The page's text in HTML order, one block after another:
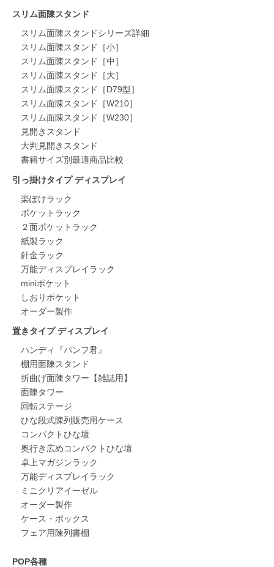
スリム面陳スタンド
スリム面陳スタンドシリーズ詳細
スリム面陳スタンド［小］
スリム面陳スタンド［中］
スリム面陳スタンド［大］
スリム面陳スタンド［D79型］
スリム面陳スタンド［W210］
スリム面陳スタンド［W230］
見開きスタンド
大判見開きスタンド
書籍サイズ別最適商品比較
引っ掛けタイプ ディスプレイ
楽ぽけラック
ポケットラック
２面ポケットラック
紙製ラック
針金ラック
万能ディスプレイラック
miniポケット
しおりポケット
オーダー製作
置きタイプ ディスプレイ
ハンディ『パンフ君』
棚用面陳スタンド
折曲げ面陳タワー【雑誌用】
面陳タワー
回転ステージ
ひな段式陳列販売用ケース
コンパクトひな壇
奥行き広めコンパクトひな壇
卓上マガジンラック
万能ディスプレイラック
ミニクリアイーゼル
オーダー製作
ケース・ボックス
フェア用陳列書棚
POP各種